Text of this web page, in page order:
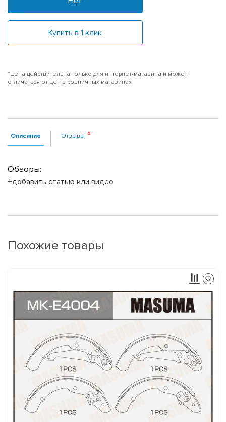
Купить в 1 клик
*Цена действительна только для интернет-магазина и может
отличаться от цен в розничных магазинах
Описание Отзывы
Обзоры:
+добавить статью или видео
Похожие товары